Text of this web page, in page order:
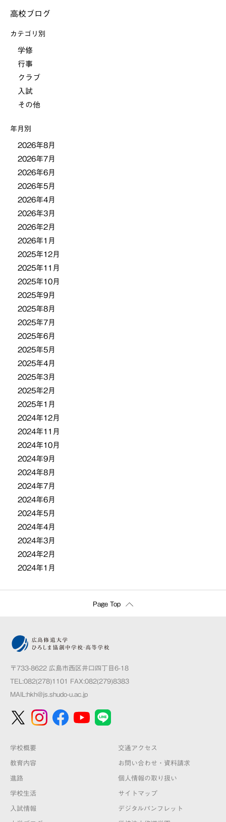
ナ
ゲ
ー
ョ
ン
高校ブログ
カテゴリ別
学修
行事
クラブ
入試
その他
年月別
2026年8月
2026年7月
2026年6月
2026年5月
2026年4月
2026年3月
2026年2月
2026年1月
2025年12月
2025年11月
2025年10月
2025年9月
2025年8月
2025年7月
2025年6月
2025年5月
2025年4月
2025年3月
2025年2月
2025年1月
2024年12月
2024年11月
2024年10月
2024年9月
2024年8月
2024年7月
2024年6月
2024年5月
2024年4月
2024年3月
2024年2月
2024年1月
Page Top
〒733-8622 広島市西区井口四丁目6-18
TEL:082(278)1101 FAX:082(279)8383
MAIL:hkh@js.shudo-u.ac.jp
学校概要
教育内容
進路
学校生活
入試情報
交通アクセス
お問い合わせ・資料請求
個人情報の取り扱い
サイトマップ
デジタルパンフレット